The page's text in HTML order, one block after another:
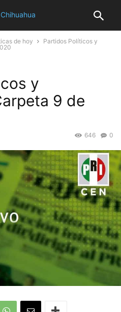
de hoy
Partidos Políticos y
y
9 de
0
646